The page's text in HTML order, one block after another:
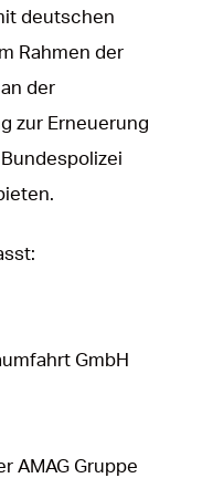
deutschen
Rahmen der
der
zur Erneuerung
GmbH
AMAG Gruppe